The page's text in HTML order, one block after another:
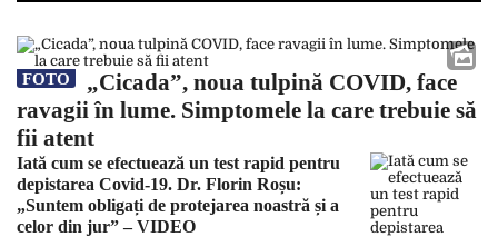
FOTO
„Cicada”, noua tulpină COVID, face
ravagii în lume. Simptomele la care trebuie să
fii atent
Iată cum se efectuează un test rapid pentru
depistarea Covid-19. Dr. Florin Roșu:
„Suntem obligați de protejarea noastră și a
celor din jur” – VIDEO